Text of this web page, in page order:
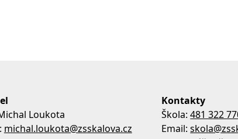
Loukota
michal.loukota@zsskalova.cz
Kontakty
Škola:481 322
Email: